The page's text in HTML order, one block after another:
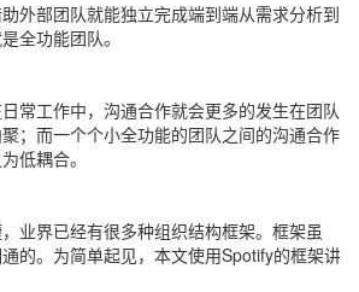
外部团队就能独立完成端到端从需求分析到
全功能团队。
常工作中，沟通合作就会更多的发生在团队
；而一个个小全功能的团队之间的沟通合作
低耦合。
业界已经有很多种组织结构框架。框架虽
的。为简单起见，本文使用Spotify的框架讲